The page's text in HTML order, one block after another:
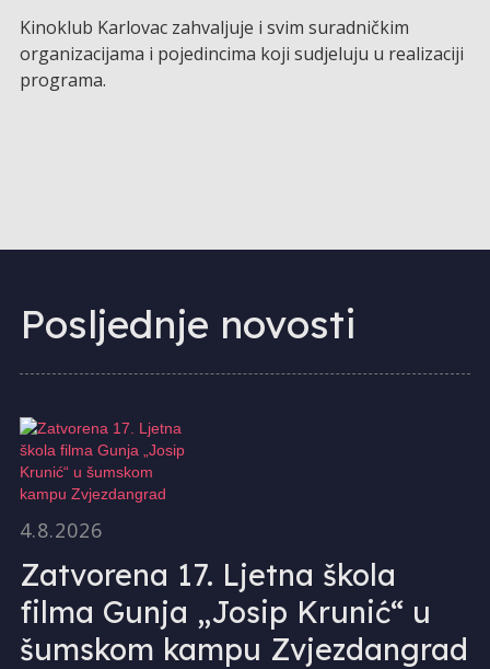
Kinoklub Karlovac zahvaljuje i svim suradničkim
organizacijama i pojedincima koji sudjeluju u realizaciji
programa.
Posljednje novosti
4.8.2026
Zatvorena 17. Ljetna škola
filma Gunja „Josip Krunić“ u
šumskom kampu Zvjezdangrad